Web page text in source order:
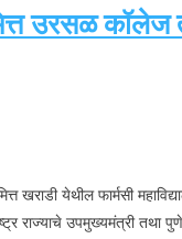
उरसळ
खराडी येथील फार्मसी
राज्याचे उपमुख्यमंत्री तथा